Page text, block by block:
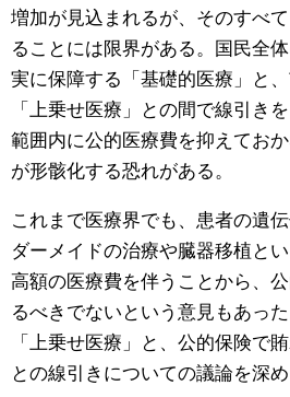
増加が見込まれるが、そのすべ
ることには限界がある。国民全
実に保障する「基礎的医療」と
「上乗せ医療」との間で線引き
範囲内に公的医療費を抑えてお
が形骸化する恐れがある。
これまで医療界でも、患者の遺
ダーメイドの治療や臓器移植と
高額の医療費を伴うことから、
るべきでないという意見もあっ
「上乗せ医療」と、公的保険で
との線引きについての議論を深め